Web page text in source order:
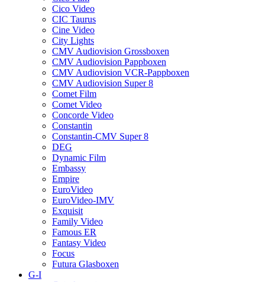
Cico Video
CIC Taurus
Cine Video
City Lights
CMV Audiovision Grossboxen
CMV Audiovision Pappboxen
CMV Audiovision VCR-Pappboxen
CMV Audiovision Super 8
Comet Film
Comet Video
Concorde Video
Constantin
Constantin-CMV Super 8
DEG
Dynamic Film
Embassy
Empire
EuroVideo
EuroVideo-IMV
Exquisit
Family Video
Famous ER
Fantasy Video
Focus
Futura Glasboxen
G-I